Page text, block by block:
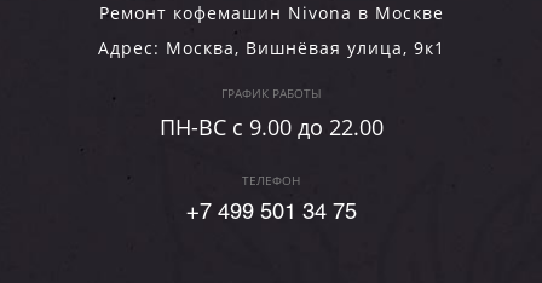
Ремонт кофемашин Nivona в Москве
Адрес: Москва, Вишнёвая улица, 9к1
ГРАФИК РАБОТЫ
ПН-ВC c 9.00 до 22.00
ТЕЛЕФОН
+7 499 501 34 75